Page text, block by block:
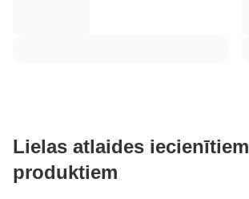
Lielas atlaides iecienītiem
produktiem